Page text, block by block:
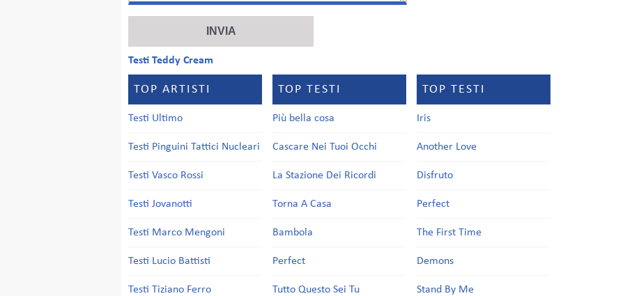
Testi Teddy Cream
TOP ARTISTI
Testi Ultimo
Testi Pinguini Tattici Nucleari
Testi Vasco Rossi
Testi Jovanotti
Testi Marco Mengoni
Testi Lucio Battisti
Testi Tiziano Ferro
TOP TESTI
Più bella cosa
Cascare Nei Tuoi Occhi
La Stazione Dei Ricordi
Torna A Casa
Bambola
Perfect
Tutto Questo Sei Tu
TOP TESTI
Iris
Another Love
Disfruto
Perfect
The First Time
Demons
Stand By Me